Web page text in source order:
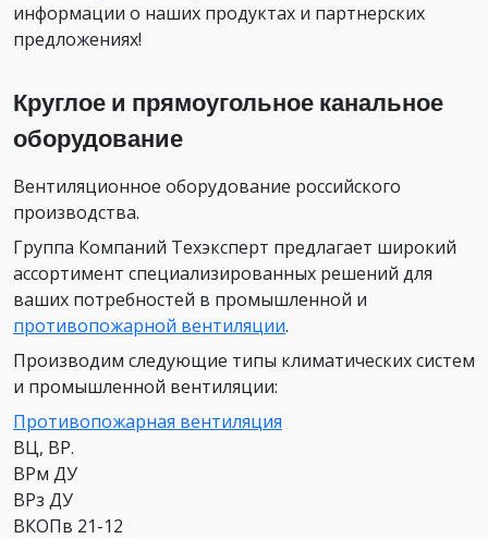
информации о наших продуктах и партнерских
предложениях!
Круглое и прямоугольное канальное
оборудование
Вентиляционное оборудование российского
производства.
Группа Компаний Техэксперт предлагает широкий
ассортимент специализированных решений для
ваших потребностей в промышленной и
противопожарной вентиляции.
Производим следующие типы климатических систем
и промышленной вентиляции:
Противопожарная вентиляция
ВЦ, ВР.
ВРм ДУ
ВРз ДУ
ВКОПв 21-12